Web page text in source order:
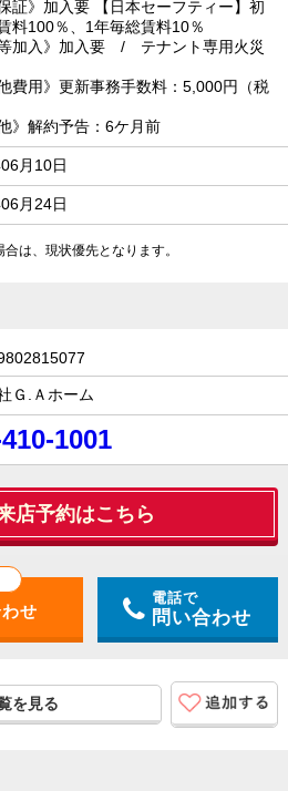
保証》加入要 【日本セーフティー】初
料100％、1年毎総賃料10％
等加入》加入要 / テナント専用火災
他費用》更新事務手数料：5,000円（税
他》解約予告：6ケ月前
月10日
月24日
は、現状優先となります。
Ｇ.Ａホーム
1001
店予約はこちら
電話で
問い合わせ
を見る